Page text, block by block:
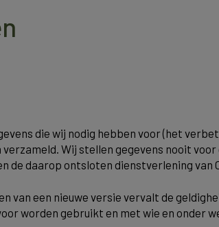
die wij nodig hebben voor (het
Wij stellen gegevens nooit
de daarop ontsloten dienstverlening van
een nieuwe versie vervalt de
worden gebruikt en met wie en onder